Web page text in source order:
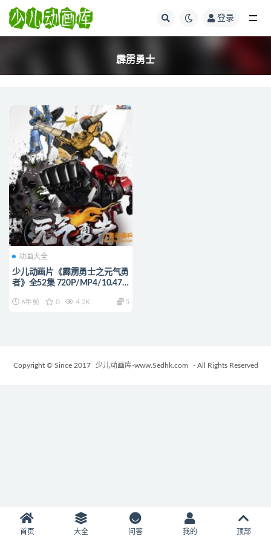
登录
霹雳勇士
动画大全
少儿动画片《霹雳勇士之元气勇
者》全52集 720P/MP4/10.47G
下载6年前 0 4.2K 5
Copyright © Since 2017 少儿动画库-www.Sedhk.com - All Rights Reserved
首页 大全 问答 我的 顶部